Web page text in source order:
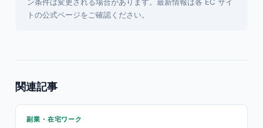
トの公式ページをご確認ください。
関連記事
副業・在宅ワーク